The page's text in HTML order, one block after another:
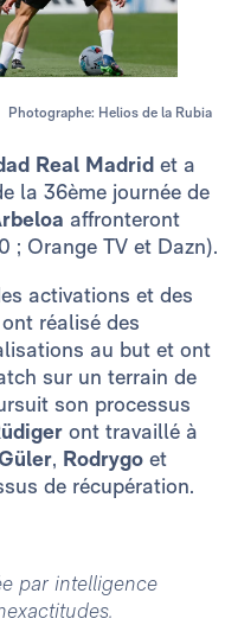
Photographe: Helios de la Rubia
Real Madrid et a
la 36ème journée de
affronteront
; Orange TV et Dazn).
activations et des
réalisé des
au but et ont
sur un terrain de
son processus
ont travaillé à
, Rodrygo et
de récupération.
par intelligence